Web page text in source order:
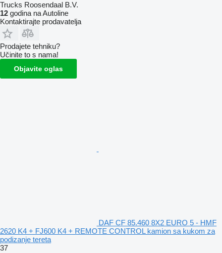
Trucks Roosendaal B.V.
12 godina na Autoline
Kontaktirajte prodavatelja
Prodajete tehniku?
Učinite to s nama!
Objavite oglas
DAF CF 85.460 8X2 EURO 5 - HMF
2620 K4 + FJ600 K4 + REMOTE CONTROL kamion sa kukom za
podizanje tereta
37